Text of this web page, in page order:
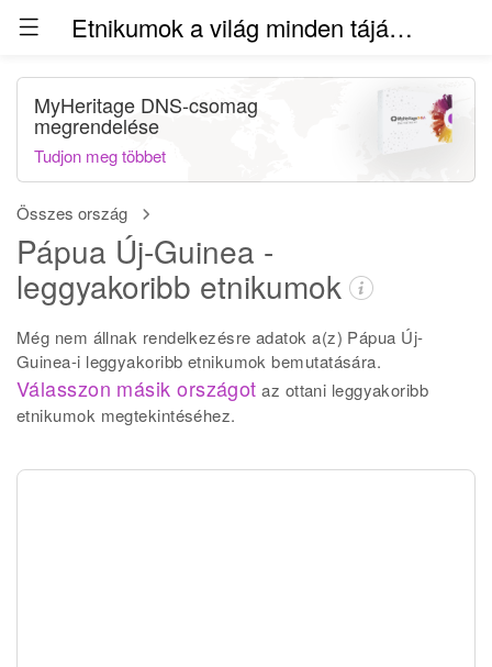
Etnikumok a világ minden táján (béta)
Összes ország
Pápua Új-Guinea -
leggyakoribb etnikumok
Még nem állnak rendelkezésre adatok a(z) Pápua Új-
Guinea-i leggyakoribb etnikumok bemutatására.
Válasszon másik országot az ottani leggyakoribb
etnikumok megtekintéséhez.
MyHeritage DNS-csomag
megrendelése
Tudjon meg többet